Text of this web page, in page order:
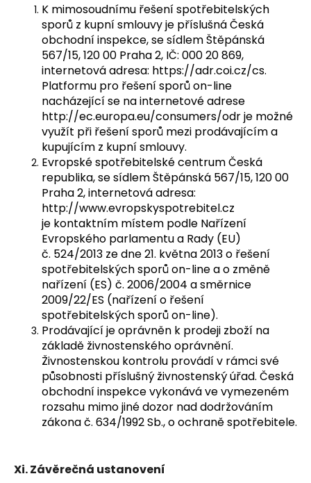
K mimosoudnímu řešení spotřebitelských
sporů z kupní smlouvy je příslušná Česká
obchodní inspekce, se sídlem Štěpánská
567/15, 120 00 Praha 2, IČ: 000 20 869,
internetová adresa: https://adr.coi.cz/cs.
Platformu pro řešení sporů on-line
nacházející se na internetové adrese
http://ec.europa.eu/consumers/odr je možné
využít při řešení sporů mezi prodávajícím a
kupujícím z kupní smlouvy.
Evropské spotřebitelské centrum Česká
republika, se sídlem Štěpánská 567/15, 120 00
Praha 2, internetová adresa:
http://www.evropskyspotrebitel.cz
je kontaktním místem podle Nařízení
Evropského parlamentu a Rady (EU)
č. 524/2013 ze dne 21. května 2013 o řešení
spotřebitelských sporů on-line a o změně
nařízení (ES) č. 2006/2004 a směrnice
2009/22/ES (nařízení o řešení
spotřebitelských sporů on-line).
Prodávající je oprávněn k prodeji zboží na
základě živnostenského oprávnění.
Živnostenskou kontrolu provádí v rámci své
působnosti příslušný živnostenský úřad. Česká
obchodní inspekce vykonává ve vymezeném
rozsahu mimo jiné dozor nad dodržováním
zákona č. 634/1992 Sb., o ochraně spotřebitele.
Xi.Závěrečná ustanovení